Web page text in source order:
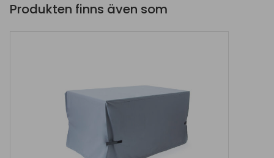
Produkten finns även som